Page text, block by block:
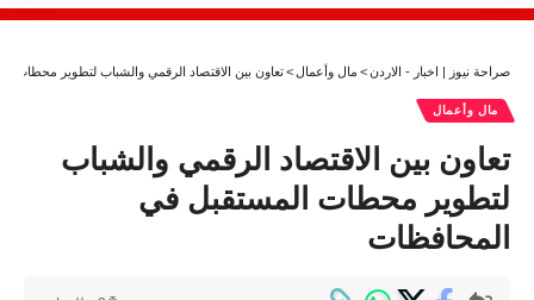
صراحة نيوز | اخبار - الاردن> مال وأعمال >تعاون بين الاقتصاد الرقمي والشباب لتطوير محطات
مال وأعمال
تعاون بين الاقتصاد الرقمي والشباب
لتطوير محطات المستقبل في
المحافظات